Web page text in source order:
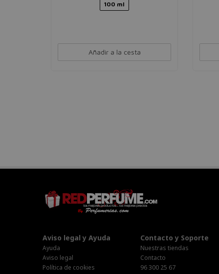
100 ml
Añadir a la cesta
Aviso legal y Ayuda
Ayuda
Aviso legal
Política de cookies
Contacto y Soporte
Nuestras tiendas
Contacto
96 300 25 67